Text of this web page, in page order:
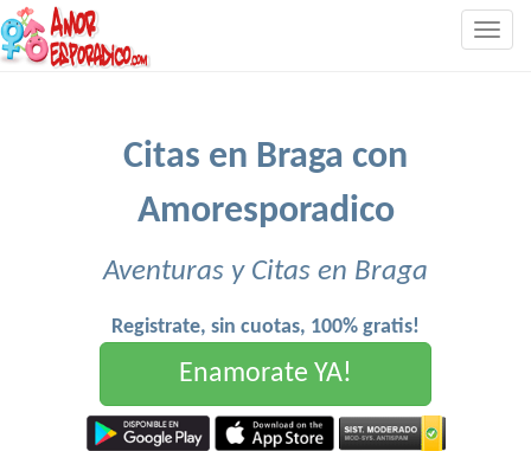
Citas en Braga con
Amoresporadico
Aventuras y Citas en Braga
Registrate, sin cuotas, 100% gratis!
Enamorate YA!